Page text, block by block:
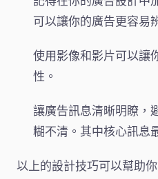
可以讓你的廣告更容易
使用影像和影片可以讓
性。
讓廣告訊息清晰明瞭，
糊不清。其中核心訊息
以上的設計技巧可以幫助